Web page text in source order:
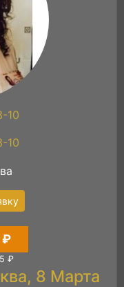
10
10
₽
₽
8 Марта